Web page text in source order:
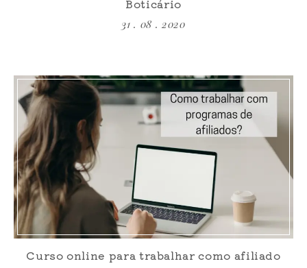
31 . 08 . 2020
Curso online para trabalhar como afiliado